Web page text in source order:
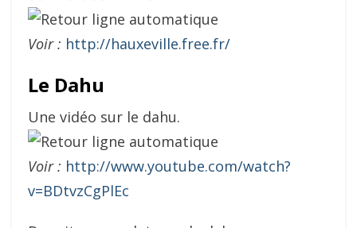
Voir : http://hauxeville.free.fr/
Le Dahu
Une vidéo sur le dahu.
Voir : http://www.youtube.com/watch?
v=BDtvzCgPlEc